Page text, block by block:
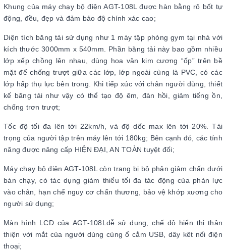
Khung của máy chạy bộ điện AGT-108L được hàn bằng rô bốt tự
động, đều, đẹp và đảm bảo độ chính xác cao;
Diện tích băng tải sử dụng như 1 máy tập phòng gym tại nhà với
kích thước 3000mm x 540mm. Phần băng tải này bao gồm nhiều
lớp xếp chồng lên nhau, dùng hoa văn kim cương “ốp” trên bề
mặt để chống trượt giữa các lớp, lớp ngoài cùng là PVC, có các
lớp hấp thụ lực bên trong. Khi tiếp xúc với chân người dùng, thiết
kế băng tải như vậy có thể tạo độ êm, đàn hồi, giảm tiếng ồn,
chống trơn trượt;
Tốc độ tối đa lên tới 22km/h, và độ dốc max lên tới 20%. Tải
trọng của người tập trên máy lên tới 180kg; Bên cạnh đó, các tính
năng được nâng cấp HIỆN ĐẠI, AN TOÀN tuyệt đối;
Máy chạy bộ điện AGT-108L còn trang bị bộ phận giảm chấn dưới
bàn chạy, có tác dụng giảm thiểu tối đa tác động của phản lực
vào chân, hạn chế nguy cơ chấn thương, bảo vệ khớp xương cho
người sử dụng;
Màn hình LCD của AGT-108Ldễ sử dụng, chế độ hiển thị thân
thiện với mắt của người dùng cùng ổ cắm USB, dây kêt nối điện
thoại;